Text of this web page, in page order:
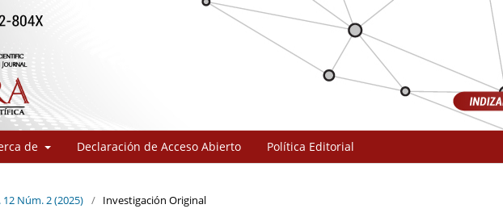
de Declaración de Acceso Abierto Política Editorial
12 Núm. 2 (2025) / Investigación Original